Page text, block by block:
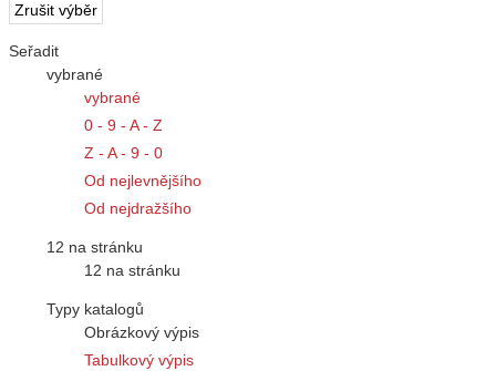
Seřadit
vybrané
vybrané
0 - 9 - A - Z
Z - A - 9 - 0
Od nejlevnějšího
Od nejdražšího
12 na stránku
12 na stránku
Typy katalogů
Obrázkový výpis
Tabulkový výpis